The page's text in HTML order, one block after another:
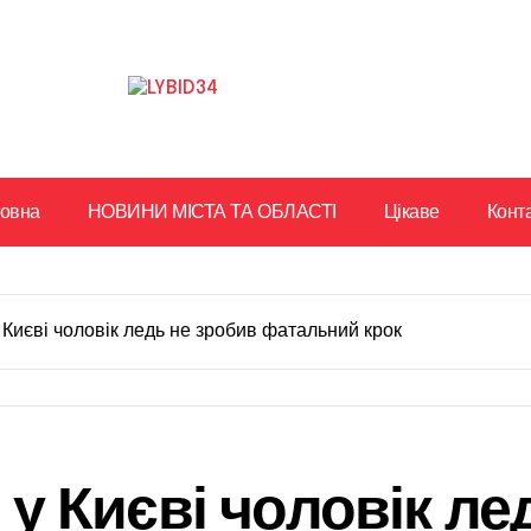
НОВИНИ МІСТА ТА ОБЛАСТІ Цікаве
Києві чоловік ледь не зробив фатальний крок
у Києві чоловік